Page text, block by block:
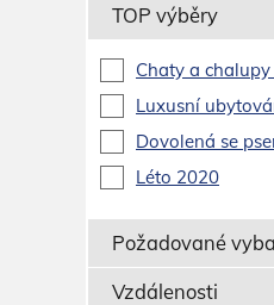
TOP výběry
Chaty a
Luxusní
Dovolená se
Léto 2020
Požadované
Vzdálenosti